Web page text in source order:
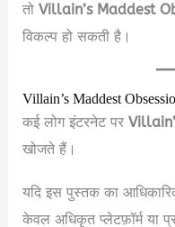
तोVillain’s Maddest
विकल्प हो सकती है।
Villain’s Maddest
कई लोग इंटरनेट पर
खोजते हैं।
यदि इस पुस्तक का
केवल अधिकृत प्लेटफ़ॉर्म या